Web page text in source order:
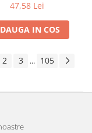
47,58 Lei
IN COS
2 3 ... 105